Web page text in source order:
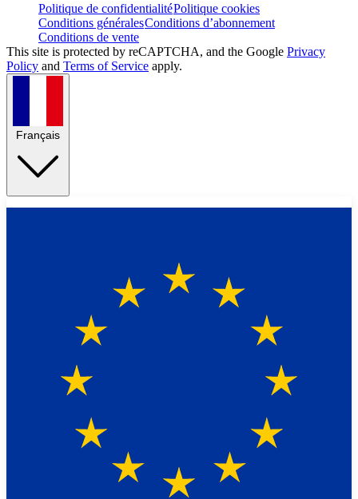
Politique de confidentialitéPolitique cookies
Conditions généralesConditions d’abonnement
Conditions de vente
This site is protected by reCAPTCHA, and the Google Privacy
Policy and Terms of Service apply.
Français